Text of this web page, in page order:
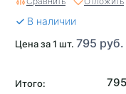
В наличии
Цена за 1 шт. 795 руб.
Итого: